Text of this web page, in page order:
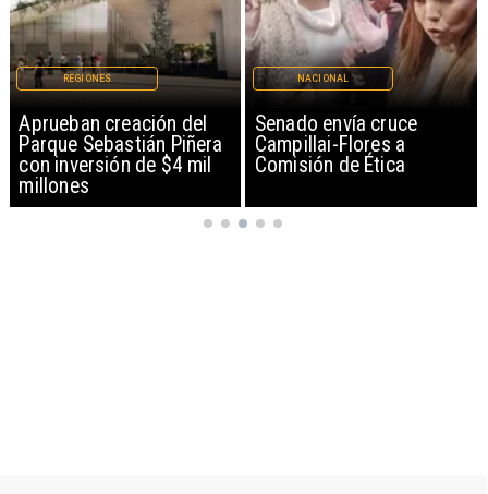
Aprueban creación del
Parque Sebastián Piñera
con inversión de $4 mil
millones
REGIONES
Senado envía cruce
Campillai-Flores a
Comisión de Ética
NACIONAL